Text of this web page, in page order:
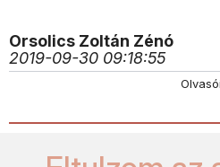
Orsolics Zoltán Zénó
2019-09-30 09:18:55